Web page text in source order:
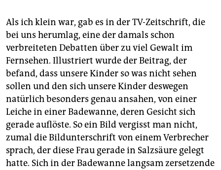
unterstützen
abo
genossenschaft
epaper login
Als ich klein war, gab es in der TV-Zeitschrift, die
bei uns herumlag, eine der damals schon
verbreiteten Debatten über zu viel Gewalt im
Fernsehen. Illustriert wurde der Beitrag, der
befand, dass unsere Kinder so was nicht sehen
sollen und den sich unsere Kinder deswegen
natürlich besonders genau ansahen, von einer
Leiche in einer Badewanne, deren Gesicht sich
gerade auflöste. So ein Bild vergisst man nicht,
zumal die Bildunterschrift von einem Verbrecher
sprach, der diese Frau gerade in Salzsäure gelegt
hatte. Sich in der Badewanne langsam zersetzende